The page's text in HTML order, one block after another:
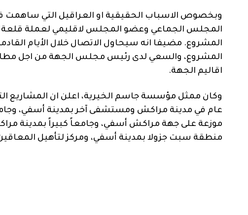
وبخصوص الاسباب الحقيقية او العراقيل التي ساهمت
المجلس الجماعي وعضو المجلس لاقليمي لعملة قلعة
المشروع. مضيفا انه سيحاول الاتصال خلال الأيام
المشروع، والسعي لدى رئيس مجلس الجهة من اجل
اقاليم الجهة.
وكان ممثل مؤسسة جاسم الخيرية، اعلن ان
عام في مدينة مراكش ومستشفى آخر بمدينة أسفي،
موزعة على جهة مراكش أسفي، وجامعاً كبيراً بمدينة
منطقة سبت جزولا بمدينة أسفي، ومركز لتأهيل